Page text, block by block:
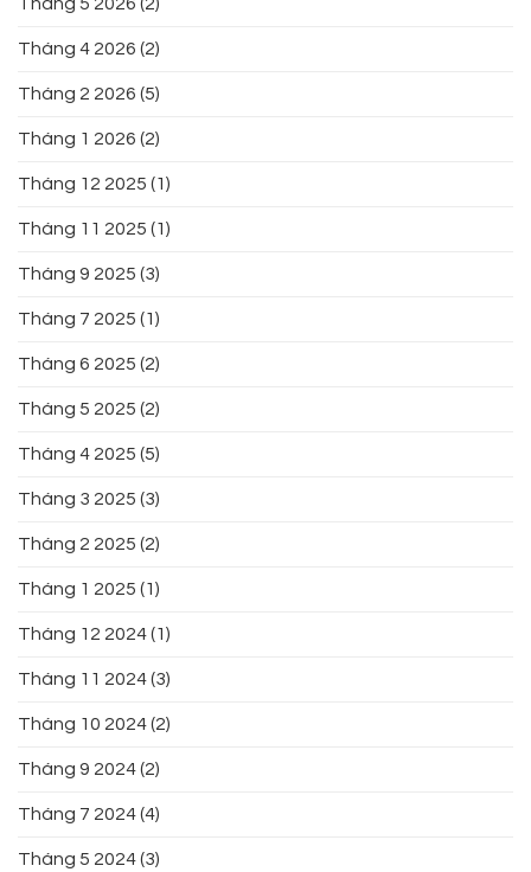
Tháng 4 2026 (2)
Tháng 2 2026 (5)
Tháng 1 2026 (2)
Tháng 12 2025 (1)
Tháng 11 2025 (1)
Tháng 9 2025 (3)
Tháng 7 2025 (1)
Tháng 6 2025 (2)
Tháng 5 2025 (2)
Tháng 4 2025 (5)
Tháng 3 2025 (3)
Tháng 2 2025 (2)
Tháng 1 2025 (1)
Tháng 12 2024(1)
Tháng 11 2024(3)
Tháng 10 2024(2)
Tháng 9 2024(2)
Tháng 7 2024(4)
Tháng 5 2024(3)